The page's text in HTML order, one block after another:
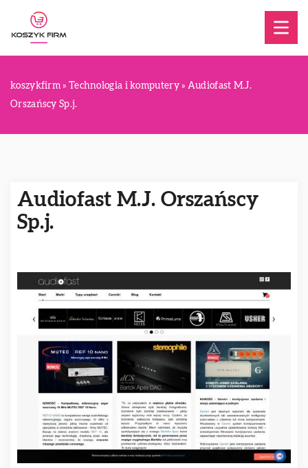
koszykfirm » Technologia i komputery» Audiofast M.J.
Orszańscy Sp.j.
Audiofast M.J. Orszańscy
Sp.j.